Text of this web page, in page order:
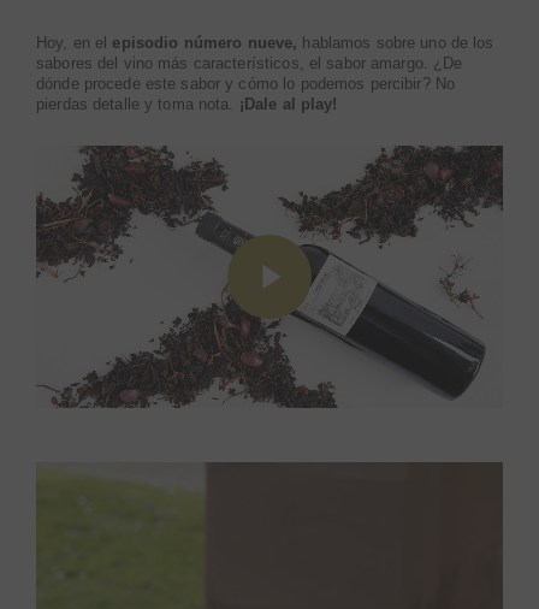
Hoy, en el episodio número nueve, hablamos sobre uno de los
sabores del vino más característicos, el sabor amargo. ¿De
dónde procede este sabor y cómo lo podemos percibir? No
pierdas detalle y toma nota. ¡Dale al play!
Play Video